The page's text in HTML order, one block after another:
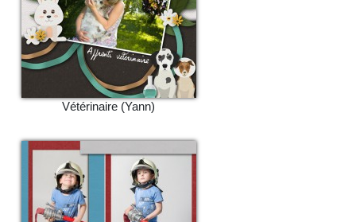
Vétérinaire (Yann)